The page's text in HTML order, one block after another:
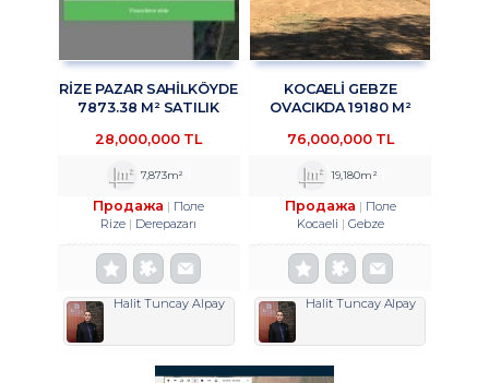
RİZE PAZAR SAHİLKÖYDE
7873.38 M² SATILIK
28,000,000 TL
7,873m²
Продажа
Поле
Rize
Derepazarı
Halit Tuncay Alpay
KOCAELİ GEBZE
OVACIKDA 19180 M²
TROYKADAN
76,000,000 TL
19,180m²
Продажа
Поле
Kocaeli
Gebze
Halit Tuncay Alpay